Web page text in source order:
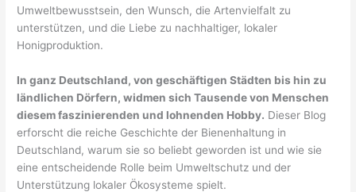
Umweltbewusstsein, den Wunsch, die Artenvielfalt zu
unterstützen, und die Liebe zu nachhaltiger, lokaler
Honigproduktion.
In ganz Deutschland, von geschäftigen Städten bis hin zu
ländlichen Dörfern, widmen sich Tausende von Menschen
diesem faszinierenden und lohnenden Hobby. Dieser Blog
erforscht die reiche Geschichte der Bienenhaltung in
Deutschland, warum sie so beliebt geworden ist und wie sie
eine entscheidende Rolle beim Umweltschutz und der
Unterstützung lokaler Ökosysteme spielt.